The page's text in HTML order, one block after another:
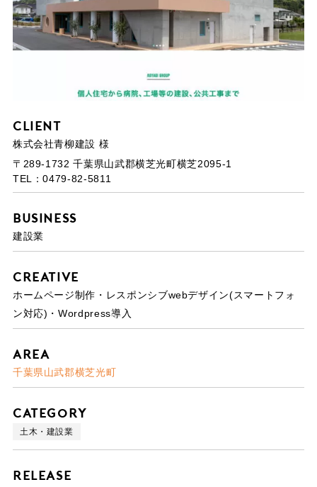
Client
株式会社青柳建設 様
〒289-1732 千葉県山武郡横芝光町横芝2095-1
TEL：0479-82-5811
Business
建設業
Creative
ホームページ制作・レスポンシブwebデザイン(スマートフォ
ン対応)・Wordpress導入
Area
千葉県山武郡横芝光町
Category
土木・建設業
Release